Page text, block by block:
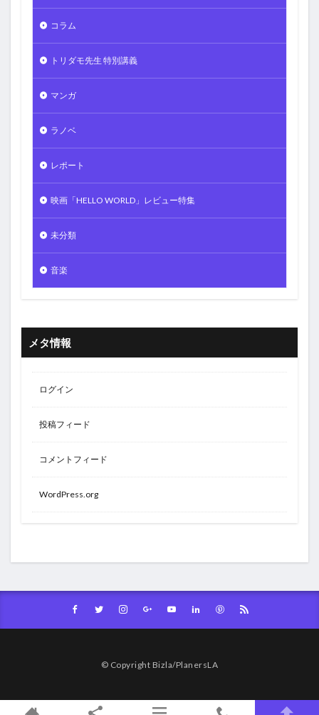
コラム
トリダモ先生 特別講義
マンガ
ラノベ
レポート
映画「HELLO WORLD」レビュー特集
未分類
音楽
メタ情報
ログイン
投稿フィード
コメントフィード
WordPress.org
© Copyright Bizla/PlanersLA